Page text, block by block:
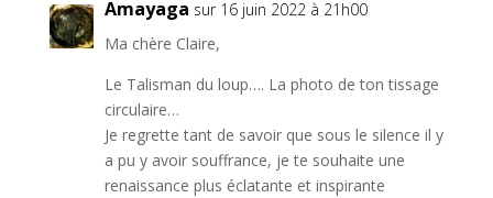
Amayaga sur 16 juin 2022 à 21h00
Ma chère Claire,
Le Talisman du loup…. La photo de ton tissage
circulaire…
Je regrette tant de savoir que sous le silence il y
a pu y avoir souffrance, je te souhaite une
renaissance plus éclatante et inspirante